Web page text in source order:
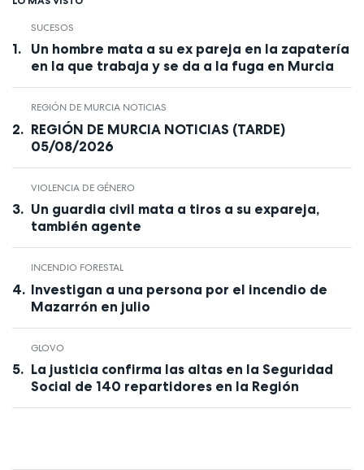
SUCESOS
Un hombre mata a su ex pareja en la zapatería
en la que trabaja y se da a la fuga en Murcia
REGIÓN DE MURCIA NOTICIAS
REGIÓN DE MURCIA NOTICIAS (TARDE)
05/08/2026
VIOLENCIA DE GÉNERO
Un guardia civil mata a tiros a su expareja,
también agente
INCENDIO FORESTAL
Investigan a una persona por el incendio de
Mazarrón en julio
GLOVO
La justicia confirma las altas en la Seguridad
Social de 140 repartidores en la Región